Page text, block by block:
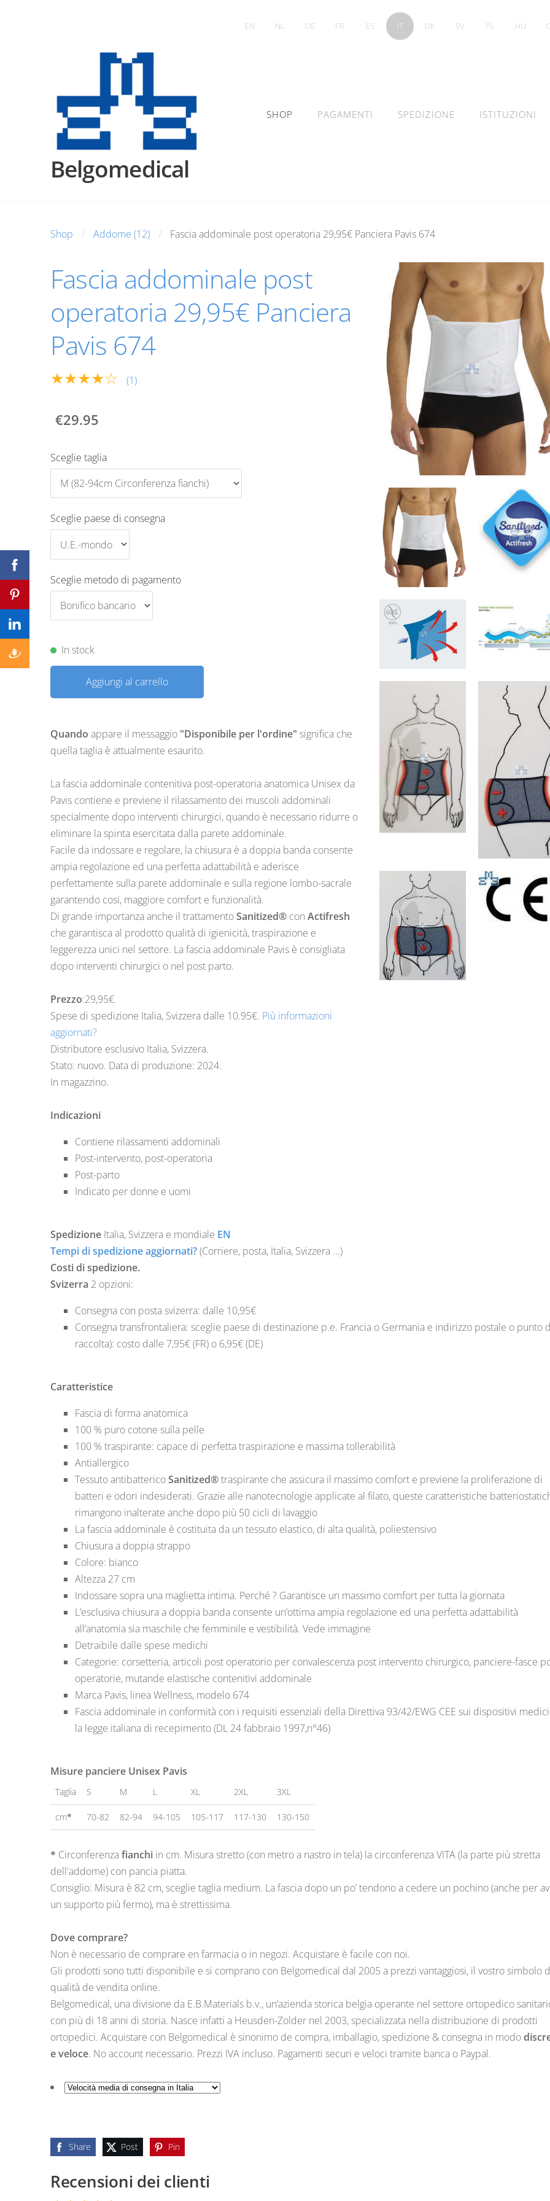
Belgomedical
SHOP PAGAMENTI SPEDIZIONE ISTITUZIONI
EN NL DE FR ES IT DK SV PL HU
Shop Addome (12) Fascia addominale post operatoria 29,95€ Panciera Pavis 674
Fascia addominale post
operatoria 29,95€ Panciera
Pavis 674
★★★★☆ (1)
€29.95
Sceglie taglia
Sceglie paese di consegna
Sceglie metodo di pagamento
In stock
Aggiungi al carrello
Quando appare il messaggio "Disponibile per l'ordine" significa che
quella taglia è attualmente esaurito.
La fascia addominale contenitiva post-operatoria anatomica Unisex da
Pavis contiene e previene il rilassamento dei muscoli addominali
specialmente dopo interventi chirurgici, quando è necessario ridurre o
eliminare la spinta esercitata dalla parete addominale.
Facile da indossare e regolare, la chiusura è a doppia banda consente
ampia regolazione ed una perfetta adattabilità e aderisce
perfettamente sulla parete addominale e sulla regione lombo-sacrale
garantendo cosi, maggiore comfort e funzionalità.
Di grande importanza anche il trattamentoSanitized® con Actifresh
che garantisca al prodotto qualità di igienicità, traspirazione e
leggerezza unici nel settore. La fascia addominale Pavis è consigliata
dopo interventi chirurgici o nel post parto.
Prezzo:29,95€.
Spese di spedizione Italia, Svizzera dalle 10.95€. Più informazioni
aggiornati?
Distributore esclusivo Italia, Svizzera.
Stato: nuovo. Data di produzione: 2024.
In magazzino.
Indicazioni
Contiene rilassamenti addominali
Post-intervento, post-operatoria
Post-parto
Indicato per donne e uomi
Spedizione Italia, Svizzera e mondiale EN
Tempi di spedizione aggiornati?(Corriere, posta, Italia, Svizzera ...)
Costi di spedizione.
Svizerra 2 opzioni:
Consegna con posta svizerra: dalle 10,95€
Consegna transfrontaliera: sceglie paese di destinazione p.e. Francia o Germania e indirizzo postale o punto
raccolta): costo dalle 7,95€ (FR) o 6,95€ (DE)
Caratteristice
Fascia di forma anatomica
100 % puro cotone sulla pelle
100 % traspirante: capace di perfetta traspirazione e massima tollerabilità
Antiallergico
Tessuto antibattericoSanitized®traspirante che assicura il massimo comfort e previene la proliferazione di
batteri e odori indesiderati. Grazie alle nanotecnologie applicate al filato, queste caratteristiche
rimangono inalterate anche dopo più 50 cicli di lavaggio
La fascia addominale è costituita da un tessuto elastico, di alta qualità, poliestensivo
Chiusura a doppia strappo
Colore: bianco
Altezza 27 cm
Indossare sopra una maglietta intima. Perché ? Garantisce un massimo comfort per tutta la giornata
L’esclusiva chiusura a doppia banda consente un’ottima ampia regolazione ed una perfetta adattabilità
all’anatomia sia maschile che femminile e vestibilità. Vede immagine
Detraibile dalle spese medichi
Categorie: corsetteria, articoli post operatorio per convalescenza post intervento chirurgico, panciere-fasce
operatorie, mutande elastische contenitivi addominale
Marca Pavis, linea Wellness, modelo 674
Fascia addominale in conformità con i requisiti essenziali della Direttiva 93/42/EWG CEE sui dispositivi
la legge italiana di recepimento (DL 24 fabbraio 1997,n°46)
Misure panciere Unisex Pavis
Taglia S M L XL 2XL 3XL
cm* 70-82 82-94 94-105 105-117 117-130 130-150
* Circonferenzafianchi in cm. Misura stretto (con metro a nastro in tela) la circonferenza VITA (la parte più stretta
dell'addome) con pancia piatta.
Consiglio: Misura è 82 cm, sceglie taglia medium. La fascia dopo un po’ tendono a cedere un pochino (anche per
un supporto più fermo), ma è strettissima.
Dove comprare?
Non è necessario de comprare en farmacia o in negozi. Acquistare è facile con noi.
Gli prodotti sono tutti disponibile e si comprano con Belgomedical dal 2005 a prezzi vantaggiosi, il vostro simbolo
qualità de vendita online.
Belgomedical, una divisione da E.B.Materials b.v., un’azienda storica belgia operante nel settore ortopedico
con più di 18 anni di storia. Nasce infatti a Heusden-Zolder nel 2003, specializzata nella distribuzione di prodotti
ortopedici. Acquistare con Belgomedical è sinonimo de compra, imballagio, spedizione & consegna in modo
e veloce. No account necessario. Prezzi IVA incluso. Pagamenti securi e veloci tramite banca o Paypal.
Share Post Pin
Recensioni dei clienti